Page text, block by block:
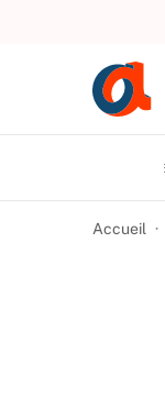
Accueil